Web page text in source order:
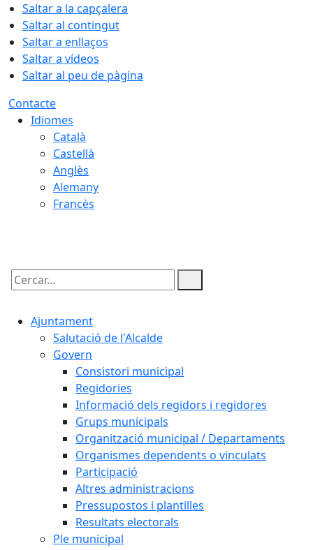
Saltar a la capçalera
Saltar al contingut
Saltar a enllaços
Saltar a vídeos
Saltar al peu de pàgina
Contacte
Idiomes
Català
Castellà
Anglès
Alemany
Francès
Cercar:
Ajuntament
Salutació de l'Alcalde
Govern
Consistori municipal
Regidories
Informació dels regidors i regidores
Grups municipals
Organització municipal / Departaments
Organismes dependents o vinculats
Participació
Altres administracions
Pressupostos i plantilles
Resultats electorals
Ple municipal